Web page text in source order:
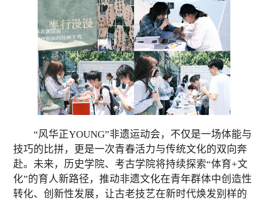
“风华正YOUNG”非遗运动会，不仅是一场体能与
技巧的比拼，更是一次青春活力与传统文化的双向奔
赴。未来，历史学院、考古学院将持续探索“体育+文
化”的育人新路径，推动非遗文化在青年群体中创造性
转化、创新性发展，让古老技艺在新时代焕发别样的